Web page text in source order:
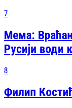
7
Мема:
Русији води
8
Филип